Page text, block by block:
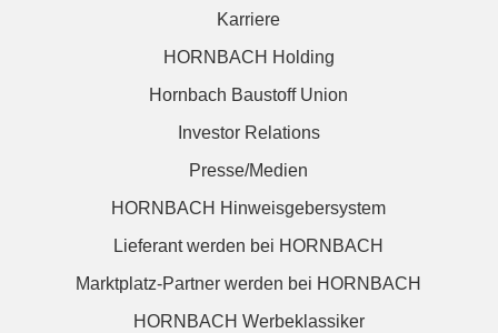
Karriere
HORNBACH Holding
Hornbach Baustoff Union
Investor Relations
Presse/Medien
HORNBACH Hinweisgebersystem
Lieferant werden bei HORNBACH
Marktplatz-Partner werden bei HORNBACH
HORNBACH Werbeklassiker